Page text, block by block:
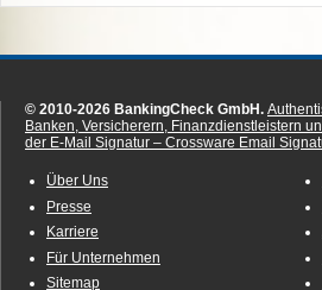
© 2010-2026 BankingCheck GmbH.
Banken, Versicherern, Finanzdienstleistern
der E-Mail Signatur – Crossware Email
Über Uns
Presse
Karriere
Für Unternehmen
Sitemap